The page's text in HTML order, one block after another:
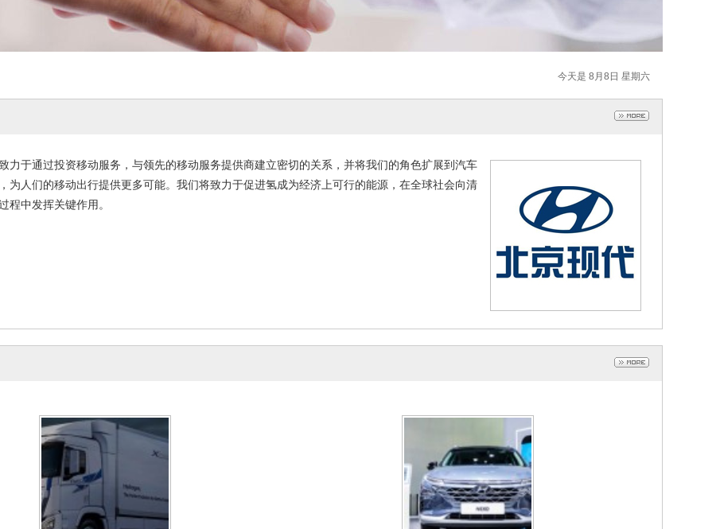
今天是 8月8日 星期六
力于通过投资移动服务，与领先的移动服务提供商建立密切的关系，并将我们的角色扩展到汽车
为人们的移动出行提供更多可能。我们将致力于促进氢成为经济上可行的能源，在全球社会向清
程中发挥关键作用。